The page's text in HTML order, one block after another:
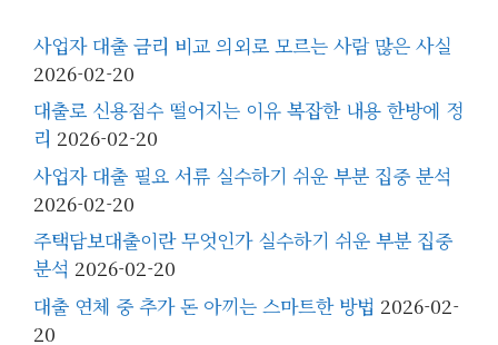
사업자 대출 금리 비교 의외로 모르는 사람 많은 사실
2026-02-20
대출로 신용점수 떨어지는 이유 복잡한 내용 한방에 정
리 2026-02-20
사업자 대출 필요 서류 실수하기 쉬운 부분 집중 분석
2026-02-20
주택담보대출이란 무엇인가 실수하기 쉬운 부분 집중
분석 2026-02-20
대출 연체 중 추가 돈 아끼는 스마트한 방법 2026-02-
20